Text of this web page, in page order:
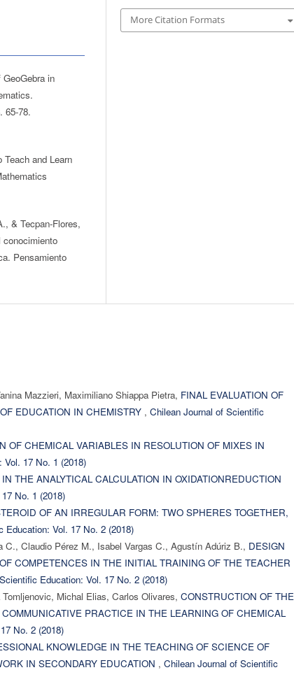
in
65-78.
and Learn
& Tecpan-Flores,
conocimiento
Pensamiento
More Citation Formats
Mazzieri, Maximiliano Shiappa Pietra, FINAL EVALUATION OF
EDUCATION IN CHEMISTRY , Chilean Journal of Scientific
OF CHEMICAL VARIABLES IN RESOLUTION OF MIXES IN
17 No. 1 (2018)
THE ANALYTICAL CALCULATION IN OXIDATIONREDUCTION
No. 1 (2018)
OF AN IRREGULAR FORM: TWO SPHERES TOGETHER,
Education: Vol. 17 No. 2 (2018)
Claudio Pérez M., Isabel Vargas C., Agustín Adúriz B., DESIGN
COMPETENCES IN THE INITIAL TRAINING OF THE TEACHER
Education: Vol. 17 No. 2 (2018)
Michal Elias, Carlos Olivares, CONSTRUCTION OF THE
PRACTICE IN THE LEARNING OF CHEMICAL
No. 2 (2018)
KNOWLEDGE IN THE TEACHING OF SCIENCE OF
IN SECONDARY EDUCATION , Chilean Journal of Scientific